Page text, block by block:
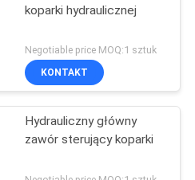
koparki hydraulicznej
Negotiable price MOQ:1 sztuk
KONTAKT
Hydrauliczny główny
zawór sterujący koparki